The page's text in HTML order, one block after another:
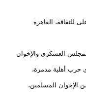
للثقافة، القاهرة
بين المجلس العسكرى والإخوان
لتفادى حرب أهلية مدمرة،
من الإخوان المسلمين،